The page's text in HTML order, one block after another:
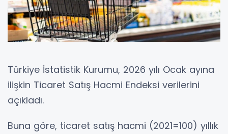
Türkiye İstatistik Kurumu, 2026 yılı Ocak ayına
ilişkin Ticaret Satış Hacmi Endeksi verilerini
açıkladı.
Buna göre, ticaret satış hacmi (2021=100) yıllık